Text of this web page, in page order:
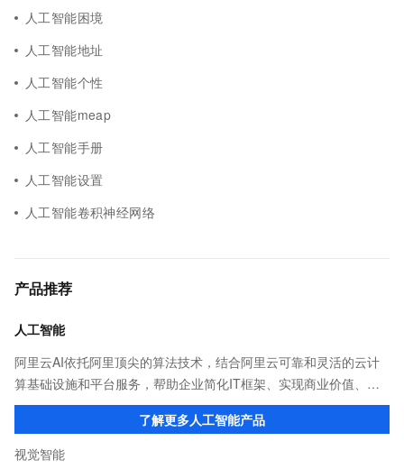
人工智能困境
人工智能地址
人工智能个性
人工智能meap
人工智能手册
人工智能设置
人工智能卷积神经网络
产品推荐
人工智能
阿里云AI依托阿里顶尖的算法技术，结合阿里云可靠和灵活的云计
算基础设施和平台服务，帮助企业简化IT框架、实现商业价值、加
速数智化转型。阿里云数十项AI能力，稳定、易用、能力突出，是
AI技术应用、开发的不二之选。了解更多人工智能产品
视觉智能